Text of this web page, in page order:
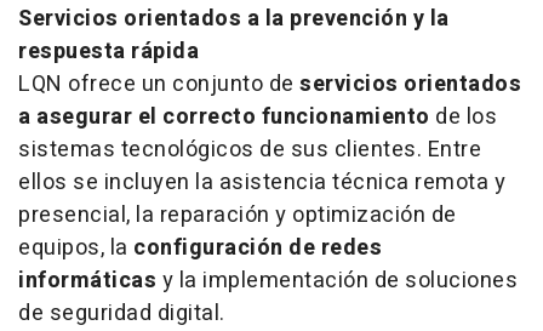
Servicios orientados a la prevención y la
respuesta rápida
LQN ofrece un conjunto de servicios orientados
a asegurar el correcto funcionamiento de los
sistemas tecnológicos de sus clientes. Entre
ellos se incluyen la asistencia técnica remota y
presencial, la reparación y optimización de
equipos, la configuración de redes
informáticas y la implementación de soluciones
de seguridad digital.